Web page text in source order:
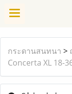
กระดานสนทนา >
Concerta XL 18-